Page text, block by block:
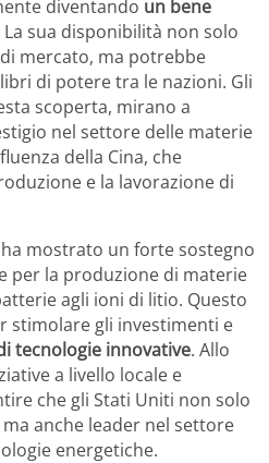
diventando un bene
La sua disponibilità non solo
mercato, ma potrebbe
di potere tra le nazioni. Gli
scoperta, mirano a
nel settore delle materie
della Cina, che
e la lavorazione di
mostrato un forte sostegno
per la produzione di materie
agli ioni di litio. Questo
stimolare gli investimenti e
tecnologie innovative. Allo
a livello locale e
che gli Stati Uniti non solo
anche leader nel settore
energetiche.